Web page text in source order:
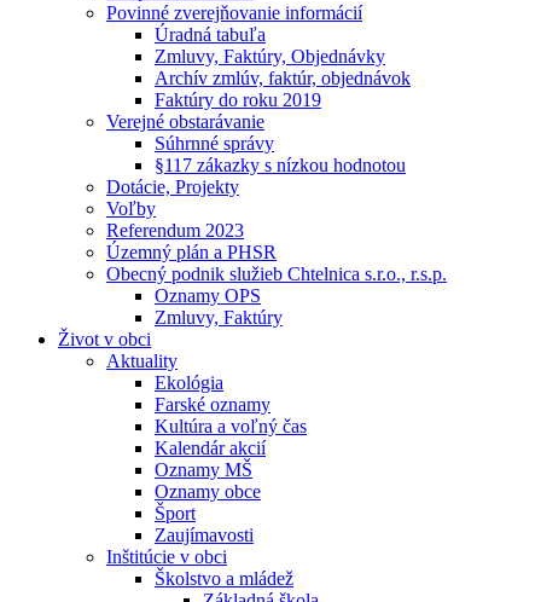
Povinné zverejňovanie informácií
Úradná tabuľa
Zmluvy, Faktúry, Objednávky
Archív zmlúv, faktúr, objednávok
Faktúry do roku 2019
Verejné obstarávanie
Súhrnné správy
§117 zákazky s nízkou hodnotou
Dotácie, Projekty
Voľby
Referendum 2023
Územný plán a PHSR
Obecný podnik služieb Chtelnica s.r.o., r.s.p.
Oznamy OPS
Zmluvy, Faktúry
Život v obci
Aktuality
Ekológia
Farské oznamy
Kultúra a voľný čas
Kalendár akcií
Oznamy MŠ
Oznamy obce
Šport
Zaujímavosti
Inštitúcie v obci
Školstvo a mládež